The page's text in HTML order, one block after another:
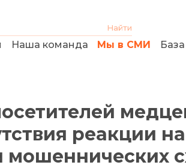
Наша команда Мы в СМИ
реакции на
мошеннических